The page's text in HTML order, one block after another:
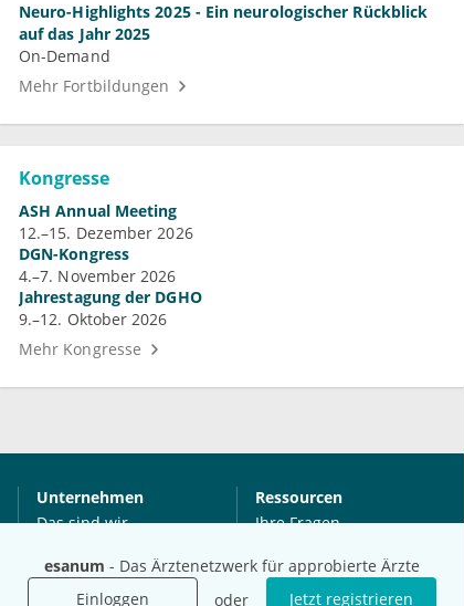
esanum - Das Ärztenetzwerk für approbierte Ärzte
Einloggen
oder Jetzt registrieren
Neuro-Highlights 2025 - Ein neurologischer Rückblick
auf das Jahr 2025
On-Demand
Mehr Fortbildungen
Kongresse
ASH Annual Meeting
12.–15. Dezember 2026
DGN-Kongress
4.–7. November 2026
Jahrestagung der DGHO
9.–12. Oktober 2026
Mehr Kongresse
Unternehmen
Das sind wir
Für Agenturen
Ressourcen
Ihre Fragen